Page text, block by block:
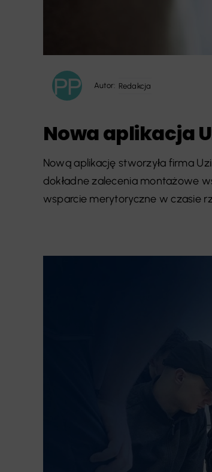
Autor: Redakcja
Nowa aplikacja
Nową aplikację stworzyła firma
dokładne zalecenia montażowe
wsparcie merytoryczne w czasie